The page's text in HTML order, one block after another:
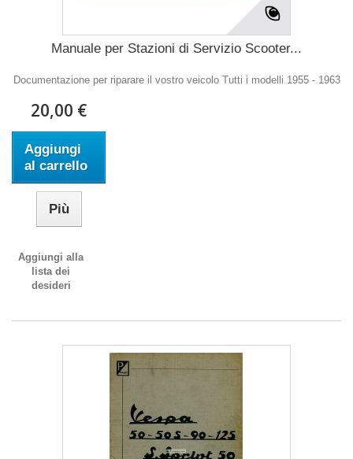
Manuale per Stazioni di Servizio Scooter...
Documentazione per riparare il vostro veicolo Tutti i modelli 1955 - 1963
20,00 €
Aggiungi
al carrello
Più
Aggiungi alla
lista dei
desideri